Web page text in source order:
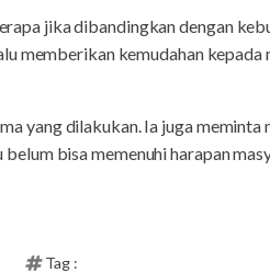
jika dibandingkan dengan
memberikan kemudahan
yang dilakukan. Ia juga
bisa memenuhi harapan
Tag :